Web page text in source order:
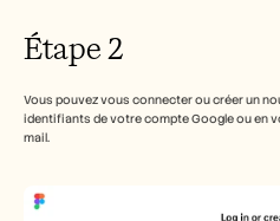
Étape 2
Vous pouvez vous connecter ou créer un
identifiants de votre compte Google ou en
mail.